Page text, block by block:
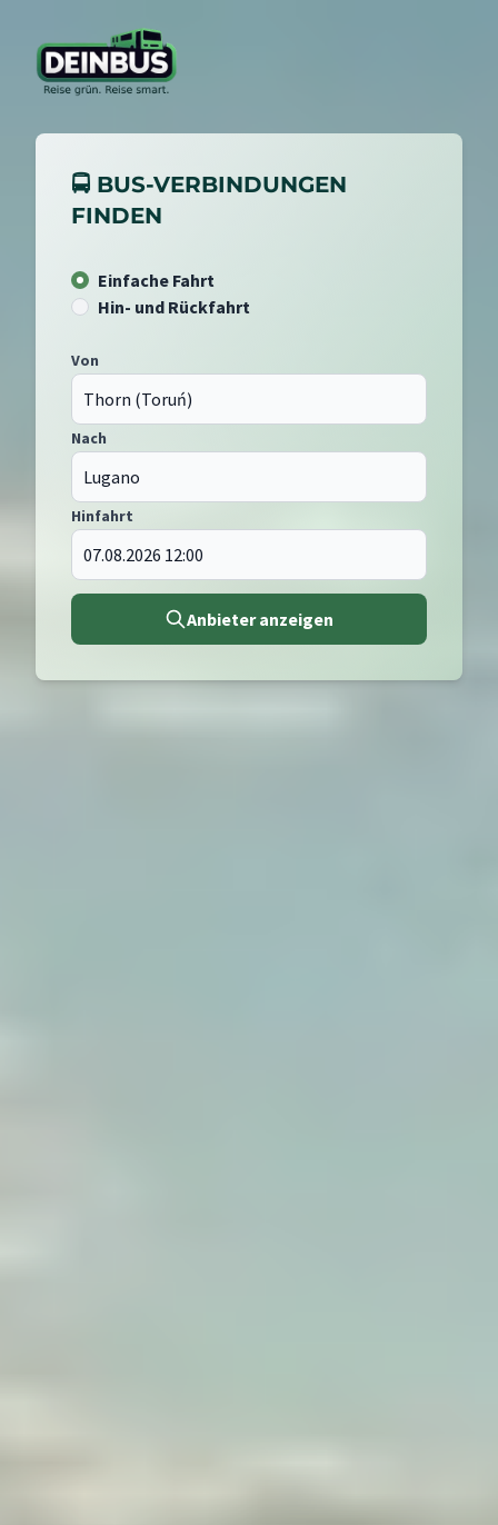
🚍 BUS-VERBINDUNGEN
FINDEN
Einfache Fahrt
Hin- und Rückfahrt
Von
Nach
Hinfahrt
Anbieter anzeigen